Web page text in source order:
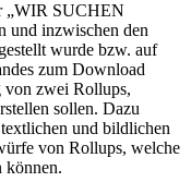
„WIR SUCHEN
inzwischen den
wurde bzw. auf
zum Download
von zwei Rollups,
sollen. Dazu
und bildlichen
von Rollups, welche
können.